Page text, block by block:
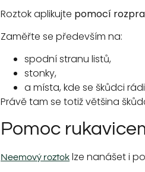
Roztok aplikujte pomocí
Zaměřte se především na:
spodní stranu listů,
stonky,
a místa, kde se škůdci
Právě tam se totiž většina
Pomoc
Neemový roztok lze nanášet i